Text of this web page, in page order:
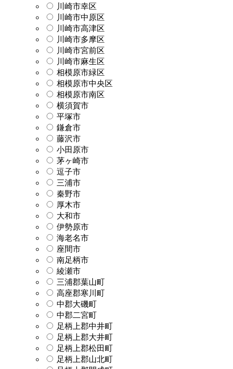
川崎市幸区
川崎市中原区
川崎市高津区
川崎市多摩区
川崎市宮前区
川崎市麻生区
相模原市緑区
相模原市中央区
相模原市南区
横須賀市
平塚市
鎌倉市
藤沢市
小田原市
茅ヶ崎市
逗子市
三浦市
秦野市
厚木市
大和市
伊勢原市
海老名市
座間市
南足柄市
綾瀬市
三浦郡葉山町
高座郡寒川町
中郡大磯町
中郡二宮町
足柄上郡中井町
足柄上郡大井町
足柄上郡松田町
足柄上郡山北町